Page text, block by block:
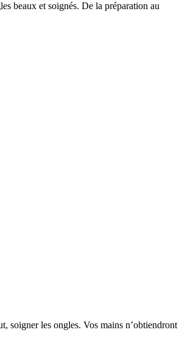
beaux et soignés. De la préparation au
soigner les ongles. Vos mains n’obtiendront